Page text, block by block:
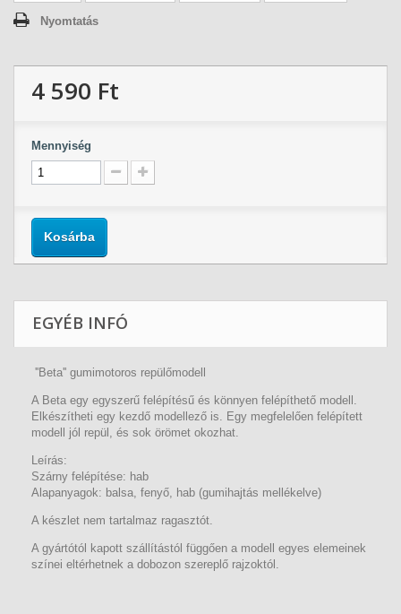
Nyomtatás
4 590 Ft‎
Mennyiség
Kosárba
EGYÉB INFÓ
''Beta'' gumimotoros repülőmodell
A Beta egy egyszerű felépítésű és könnyen felépíthető modell.
Elkészítheti egy kezdő modellező is. Egy megfelelően felépített
modell jól repül, és sok örömet okozhat.
Leírás:
Szárny felépítése: hab
Alapanyagok: balsa, fenyő, hab (gumihajtás mellékelve)
A készlet nem tartalmaz ragasztót.
A gyártótól kapott szállítástól függően a modell egyes elemeinek
színei eltérhetnek a dobozon szereplő rajzoktól.